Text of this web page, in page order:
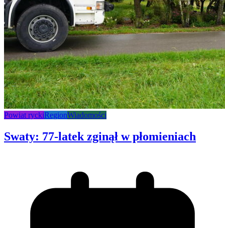
Powiat ryckiRegionWiadomości
Swaty: 77-latek zginął w płomieniach